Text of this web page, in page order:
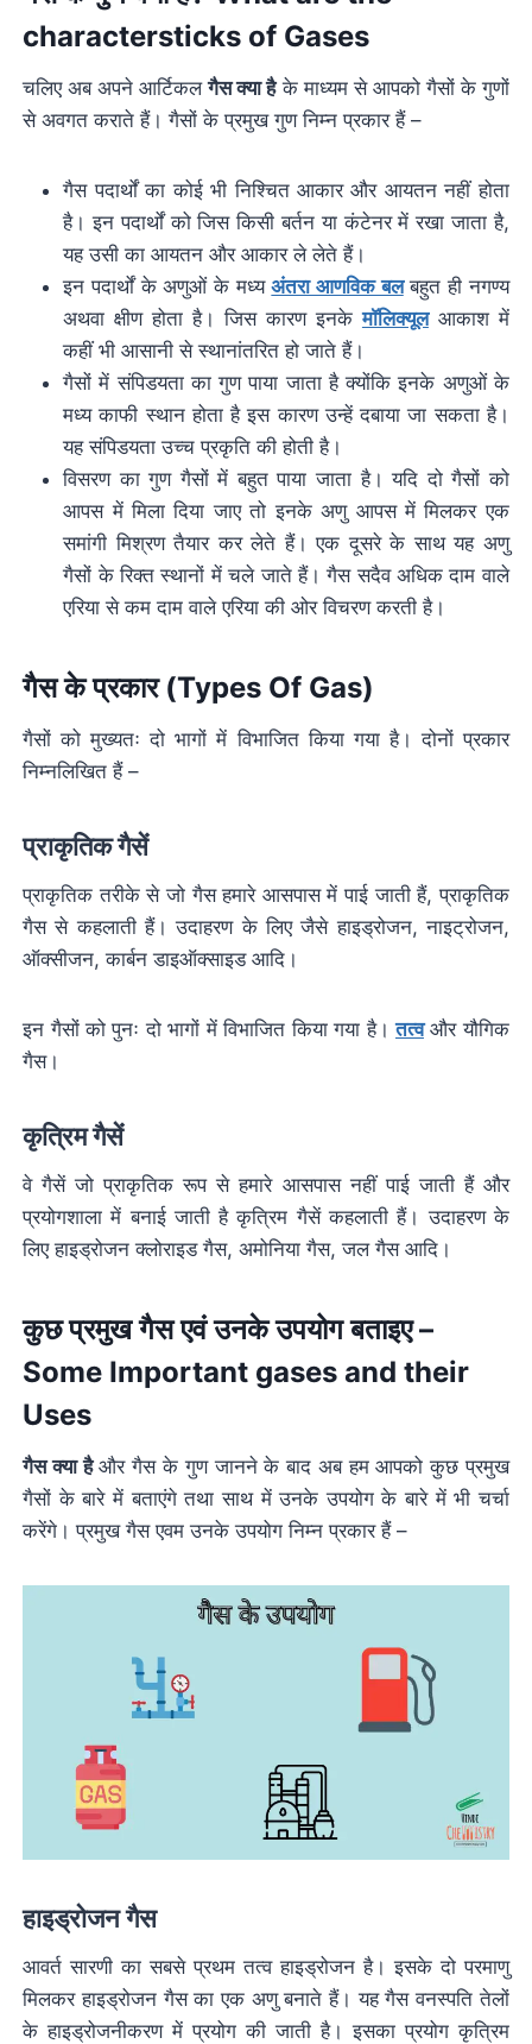
charactersticks of Gases
चलिए अब अपने आर्टिकलगैस क्या हैके माध्यम से आपको गैसों के गुणों
से अवगत कराते हैं। गैसों के प्रमुख गुण निम्न प्रकार हैं –
गैस पदार्थों का कोई भी निश्चित आकार और आयतन नहीं होता
है। इन पदार्थों को जिस किसी बर्तन या कंटेनर में रखा जाता है,
यह उसी का आयतन और आकार ले लेते हैं।
इन पदार्थों के अणुओं के मध्यअंतरा आणविक बलबहुत ही नगण्य
अथवा क्षीण होता है। जिस कारण इनकेमॉलिक्यूलआकाश में
कहीं भी आसानी से स्थानांतरित हो जाते हैं।
गैसों में संपिडयता का गुण पाया जाता है क्योंकि इनके अणुओं के
मध्य काफी स्थान होता है इस कारण उन्हें दबाया जा सकता है।
यह संपिडयता उच्च प्रकृति की होती है।
विसरण का गुण गैसों में बहुत पाया जाता है। यदि दो गैसों को
आपस में मिला दिया जाए तो इनके अणु आपस में मिलकर एक
समांगी मिश्रण तैयार कर लेते हैं। एक दूसरे के साथ यह अणु
गैसों के रिक्त स्थानों में चले जाते हैं। गैस सदैव अधिक दाम वाले
एरिया से कम दाम वाले एरिया की ओर विचरण करती है।
गैस के प्रकार (Types Of Gas)
गैसों को मुख्यतः दो भागों में विभाजित किया गया है। दोनों प्रकार
निम्नलिखित हैं –
प्राकृतिक गैसें
प्राकृतिक तरीके से जो गैस हमारे आसपास में पाई जाती हैं, प्राकृतिक
गैस से कहलाती हैं। उदाहरण के लिए जैसे हाइड्रोजन, नाइट्रोजन,
ऑक्सीजन, कार्बन डाइऑक्साइड आदि।
इन गैसों को पुनः दो भागों में विभाजित किया गया है।तत्वऔर यौगिक
गैस।
कृत्रिम गैसें
वे गैसें जो प्राकृतिक रूप से हमारे आसपास नहीं पाई जाती हैं और
प्रयोगशाला में बनाई जाती है कृत्रिम गैसें कहलाती हैं। उदाहरण के
लिए हाइड्रोजन क्लोराइड गैस, अमोनिया गैस, जल गैस आदि।
कुछ प्रमुख गैस एवं उनके उपयोग बताइए –
Some Important gases and their
Uses
गैस क्या हैऔर गैस के गुण जानने के बाद अब हम आपको कुछ प्रमुख
गैसों के बारे में बताएंगे तथा साथ में उनके उपयोग के बारे में भी चर्चा
करेंगे। प्रमुख गैस एवम उनके उपयोग निम्न प्रकार हैं –
हाइड्रोजन गैस
आवर्त सारणी का सबसे प्रथम तत्व हाइड्रोजन है। इसके दो परमाणु
मिलकर हाइड्रोजन गैस का एक अणु बनाते हैं। यह गैस वनस्पति तेलों
के हाइड्रोजनीकरण में प्रयोग की जाती है। इसका प्रयोग कृत्रिम